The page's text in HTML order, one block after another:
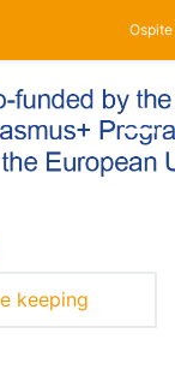
Ospite
keeping